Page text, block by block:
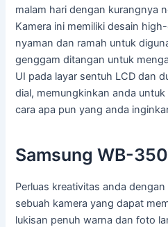
malam hari dengan kurangnya
Kamera ini memiliki desain
nyaman dan ramah untuk
genggam ditangan untuk
UI pada layar sentuh LCD dan
dial, memungkinkan anda
cara apa pun yang anda
Samsung WB-
Perluas kreativitas anda
sebuah kamera yang dapat
lukisan penuh warna dan foto